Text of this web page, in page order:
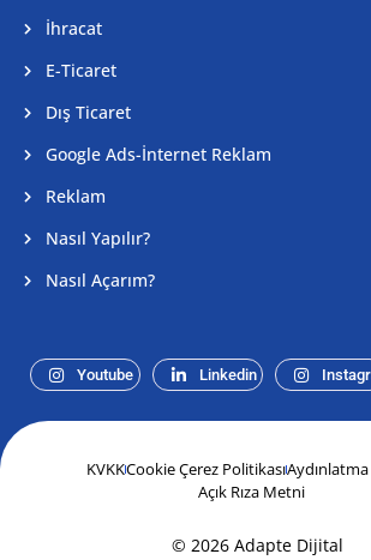
İhracat
E-Ticaret
Dış Ticaret
Google Ads-İnternet Reklam
Reklam
Nasıl Yapılır?
Nasıl Açarım?
Youtube Linkedin
© 2026 Adapte Dijital
KVKKCookie Çerez Politikası
Açık Rıza Metni